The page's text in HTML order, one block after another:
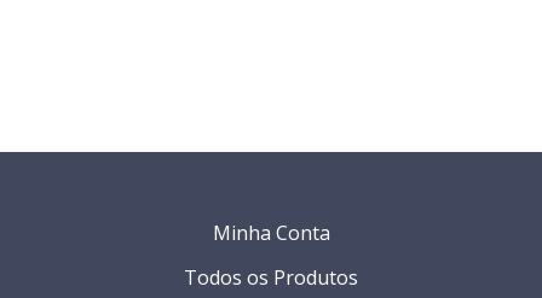
Minha Conta
Todos os Produtos